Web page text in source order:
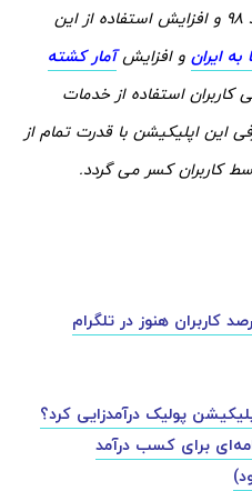
با توجه به تجربه کاربران در اسفند 98 و افزایش استفاده از این
ایران و افزایشآمار کشته
کاربران استفاده از خدمات
این اپلیکیشن با قدرت تمام از
کاربران کسر می گردد.
همچنان در صدر؛ 79 درصد کاربران هنوز در تلگرام
پولیک درآمدزایی کرد؟
برای کسب درآمد